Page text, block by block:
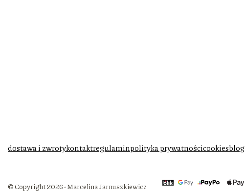
dostawa i zwrotykontaktregulaminpolityka prywatnościcookiesblog
© Copyright 2026 - Marcelina Jarnuszkiewicz